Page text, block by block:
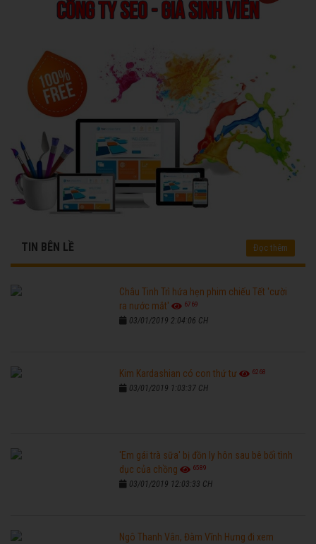
TIN BÊN LỀ Đọc thêm
Châu Tinh Trì hứa hẹn phim chiếu Tết 'cười
ra nước mắt'
6769
03/01/2019 2:04:06 CH
Kim Kardashian có con thứ tư 6268
03/01/2019 1:03:37 CH
'Em gái trà sữa' bị đồn ly hôn sau bê bối tình
dục của chồng
6589
03/01/2019 12:03:33 CH
Ngô Thanh Vân, Đàm Vĩnh Hưng đi xem